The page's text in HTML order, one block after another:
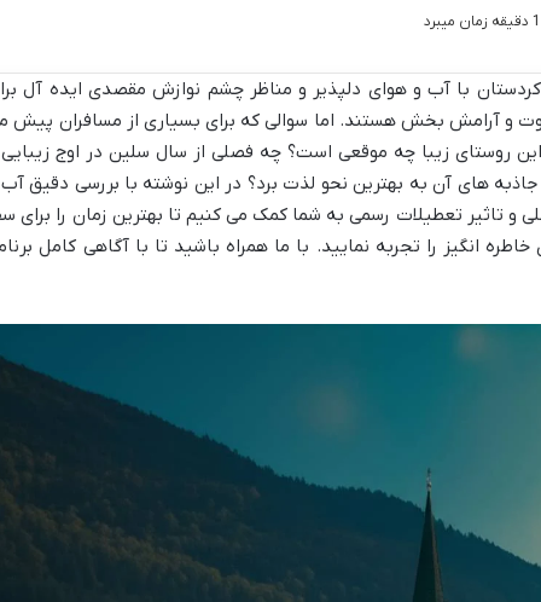
با آب و هوای دلپذیر و مناظر چشم نوازش مقصدی ایده آل
و آرامش بخش هستند. اما سوالی که برای بسیاری از مسافران پیش
روستای زیبا چه موقعی است؟ چه فصلی از سال سلین در اوج
جاذبه های آن به بهترین نحو لذت برد؟ در این نوشته با بررسی دقیق
تاثیر تعطیلات رسمی به شما کمک می کنیم تا بهترین زمان را برای
انگیز را تجربه نمایید. با ما همراه باشید تا با آگاهی کامل